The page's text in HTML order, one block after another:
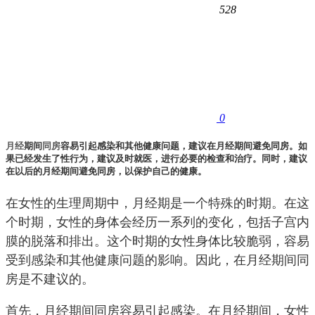
528
0
月经期间 同房容易引起感染和其他健康问题，建议在月经期间避免同房。如
果已经发生了性行为，建议及时就医，进行必要的检查和治疗。同时，建议
在以后的月经期间避免同房，以保护自己的健康。
在女性的生理周期中，月经期是一个特殊的时期。在这
个时期，女性的身体会经历一系列的变化，包括子宫内
膜的脱落和排出。这个时期的女性身体比较脆弱，容易
受到感染和其他健康问题的影响。因此，在月经期间同
房是不建议的。
首先，月经期间同房容易引起感染。在月经期间，女性